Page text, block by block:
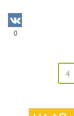
0
4